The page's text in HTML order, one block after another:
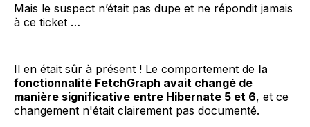
Mais le suspect n’était pas dupe et ne répondit jamais
à ce ticket …
Il en était sûr à présent ! Le comportement de la
fonctionnalité FetchGraph avait changé de
manière significative entre Hibernate 5 et 6, et ce
changement n'était clairement pas documenté.